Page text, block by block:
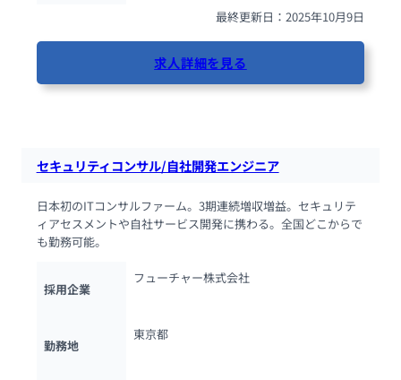
最終更新日：2025年10月9日
求人詳細を見る
セキュリティコンサル/自社開発エンジニア
日本初のITコンサルファーム。3期連続増収増益。セキュリテ
ィアセスメントや自社サービス開発に携わる。全国どこからで
も勤務可能。
採用企業
フューチャー株式会社
勤務地
東京都